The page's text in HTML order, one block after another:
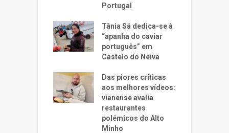
Portugal
Tânia Sá dedica-se à
“apanha do caviar
português” em
Castelo do Neiva
Das piores críticas
aos melhores vídeos:
vianense avalia
restaurantes
polémicos do Alto
Minho